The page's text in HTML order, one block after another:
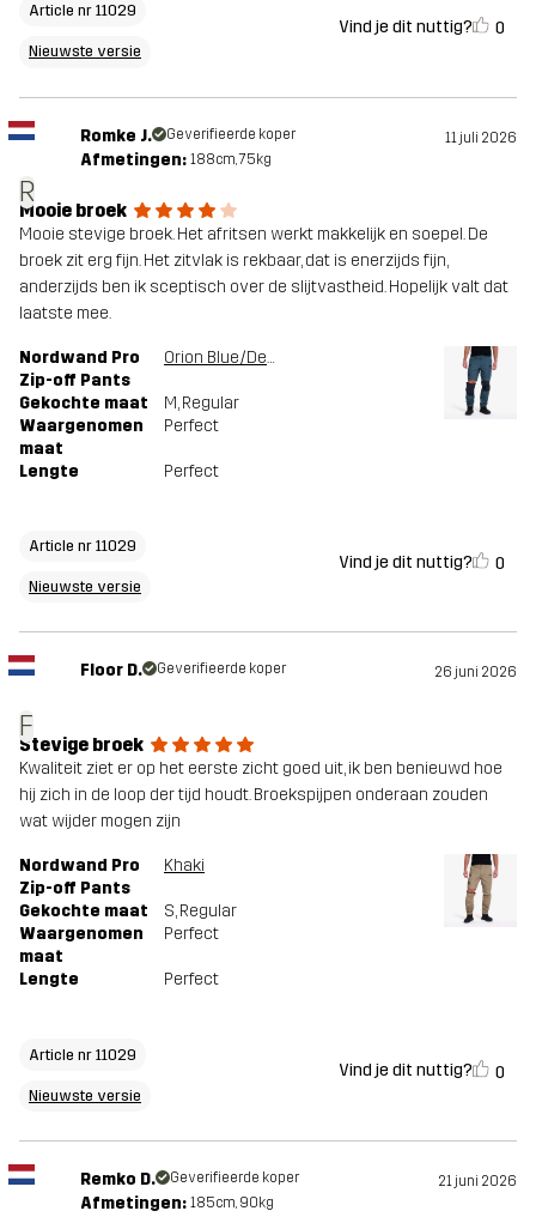
Article nr 11029
Nieuwste versie
Vind je dit nuttig? 0
R
Romke J. Geverifieerde koper 11 juli 2026
Afmetingen: 188cm, 75kg
Mooie broek
Mooie stevige broek. Het afritsen werkt makkelijk en soepel. De
broek zit erg fijn. Het zitvlak is rekbaar, dat is enerzijds fijn,
anderzijds ben ik sceptisch over de slijtvastheid. Hopelijk valt dat
laatste mee.
Nordwand Pro
Zip-off Pants
Orion Blue/Deep Navy
Gekochte maat M, Regular
Waargenomen
maat
Perfect
Lengte Perfect
Article nr 11029
Nieuwste versie
Vind je dit nuttig? 0
F
Floor D. Geverifieerde koper 26 juni 2026
Stevige broek
Kwaliteit ziet er op het eerste zicht goed uit, ik ben benieuwd hoe
hij zich in de loop der tijd houdt. Broekspijpen onderaan zouden
wat wijder mogen zijn
Nordwand Pro
Zip-off Pants
Khaki
Gekochte maat S, Regular
Waargenomen
maat
Perfect
Lengte Perfect
Article nr 11029
Nieuwste versie
Vind je dit nuttig? 0
Remko D. Geverifieerde koper 21 juni 2026
Afmetingen: 185cm, 90kg